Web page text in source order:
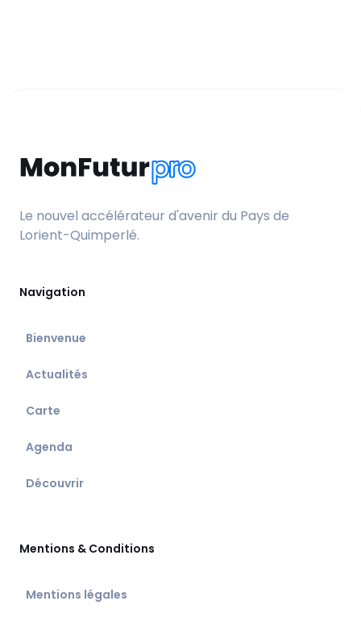
Le nouvel accélérateur d'avenir du Pays de
Lorient-Quimperlé.
Navigation
Bienvenue
Actualités
Carte
Agenda
Découvrir
Mentions & Conditions
Mentions légales